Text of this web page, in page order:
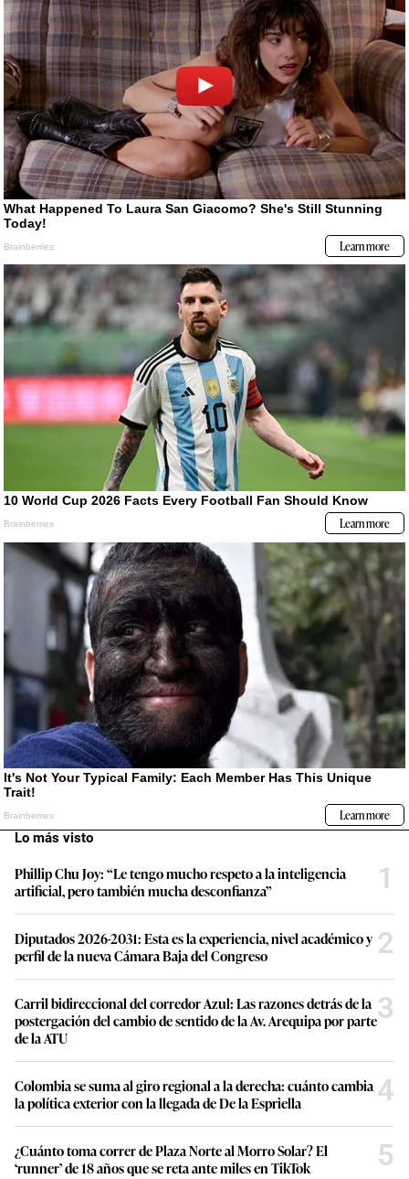
Lo más visto
Phillip Chu Joy: “Le tengo mucho respeto a la inteligencia
artificial, pero también mucha desconfianza”
1
Diputados 2026-2031: Esta es la experiencia, nivel académico y
perfil de la nueva Cámara Baja del Congreso
2
Carril bidireccional del corredor Azul: Las razones detrás de la
postergación del cambio de sentido de la Av. Arequipa por parte
de la ATU
3
Colombia se suma al giro regional a la derecha: cuánto cambia
la política exterior con la llegada de De la Espriella
4
¿Cuánto toma correr de Plaza Norte al Morro Solar? El
‘runner’ de 18 años que se reta ante miles en TikTok
5